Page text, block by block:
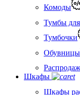
Комоды
Тумбы
Тумбочки
Обувницы
Шкафы
Шкафы